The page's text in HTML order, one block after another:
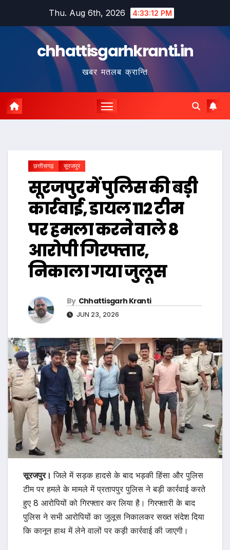
Thu. Aug 6th, 2026 4:33:13 PM
chhattisgarhkranti.in
खबर मतलब क्रान्ति
छत्तीसगढ़ सूरजपुर
सूरजपुर में पुलिस की बड़ी
कार्रवाई, डायल 112 टीम
पर हमला करने वाले 8
आरोपी गिरफ्तार,
निकाला गया जुलूस
By Chhattisgarh Kranti
JUN 23, 2026
सूरजपुर।जिले में सड़क हादसे के बाद भड़की हिंसा और पुलिस
टीम पर हमले के मामले में प्रतापपुर पुलिस ने बड़ी कार्रवाई करते
हुए 8 आरोपियों को गिरफ्तार कर लिया है। गिरफ्तारी के बाद
पुलिस ने सभी आरोपियों का जुलूस निकालकर सख्त संदेश दिया
कि कानून हाथ में लेने वालों पर कड़ी कार्रवाई की जाएगी।